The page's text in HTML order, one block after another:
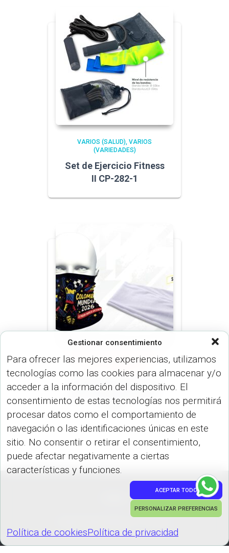
Gestionar consentimiento
Para ofrecer las mejores experiencias, utilizamos
tecnologías como las cookies para almacenar y/o
acceder a la información del dispositivo. El
consentimiento de estas tecnologías nos permitirá
procesar datos como el comportamiento de
navegación o las identificaciones únicas en este
sitio. No consentir o retirar el consentimiento,
puede afectar negativamente a ciertas
características y funciones.
ACEPTAR TODO
PERSONALIZAR PREFERENCIAS
Política de cookiesPolítica de privacidad
VARIOS (SALUD) VARIOS
(VARIEDADES)
Set de Ejercicio Fitness
II CP-282-1
MUNDIAL 2026 PRODUCTOS DE
VIAJE (VARIEDADES)
Cuello Multifuncional
para Sublimación CP-